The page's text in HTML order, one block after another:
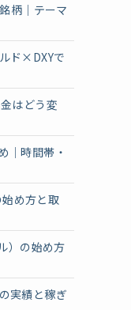
柄｜テーマ
ド×DXYで
はどう変
｜時間帯・
め方と取
）の始め方
実績と稼ぎ